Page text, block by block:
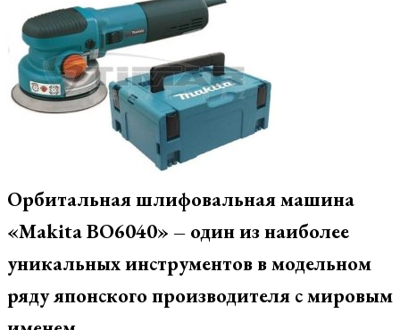
Орбитальная шлифовальная машина
«Makita BO6040» – один из наиболее
уникальных инструментов в модельном
ряду японского производителя с мировым